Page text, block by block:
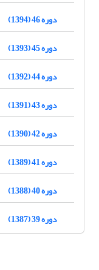
دوره 46 (1394)
دوره 45 (1393)
دوره 44 (1392)
دوره 43 (1391)
دوره 42 (1390)
دوره 41 (1389)
دوره 40 (1388)
دوره 39 (1387)